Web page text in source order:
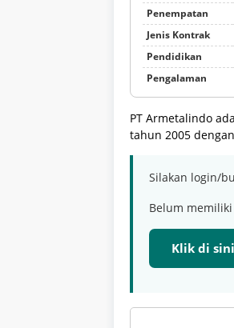
Penempatan
Jenis Kontrak
Pendidikan
Pengalaman
PT Armetalindo
tahun 2005
Silakan login/
Belum memiliki
Klik di